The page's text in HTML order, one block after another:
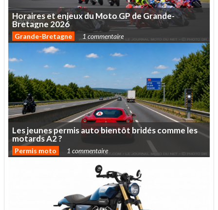
HorairesetenjeuxduMotoGPdeGrande-
Bretagne 2026
Grande-Bretagne 1 commentaire
Lesjeunespermisautobientôt bridéscommeles
motardsA2?
Permis moto 1 commentaire